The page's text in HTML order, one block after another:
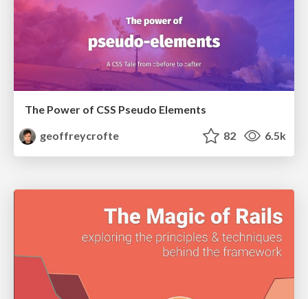
The Power of CSS Pseudo Elements
geoffreycrofte
82 6.5k